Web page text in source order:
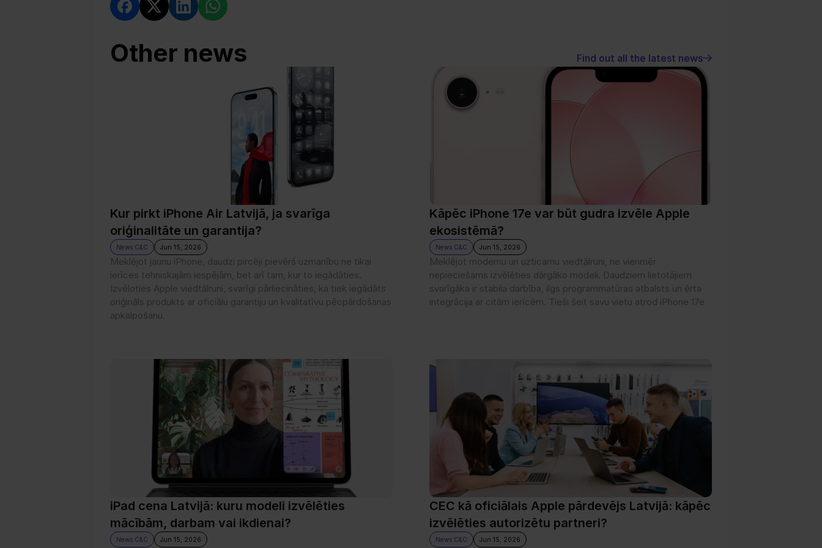
Other news Find out all the latest news
Kur pirkt iPhone Air Latvijā, ja svarīga
oriģinalitāte un garantija?
News C&C Jun 15, 2026
Meklējot jaunu iPhone, daudzi pircēji pievērš uzmanību ne tikai
ierīces tehniskajām iespējām, bet arī tam, kur to iegādāties.
Izvēloties Apple viedtālruni, svarīgi pārliecināties, ka tiek iegādāts
oriģināls produkts ar oficiālu garantiju un kvalitatīvu pēcpārdošanas
apkalpošanu.
Kāpēc iPhone 17e var būt gudra izvēle Apple
ekosistēmā?
News C&C Jun 15, 2026
Meklējot modernu un uzticamu viedtālruni, ne vienmēr
nepieciešams izvēlēties dārgāko modeli. Daudziem lietotājiem
svarīgāka ir stabila darbība, ilgs programmatūras atbalsts un ērta
integrācija ar citām ierīcēm. Tieši šeit savu vietu atrod iPhone 17e
iPad cena Latvijā: kuru modeli izvēlēties
mācībām, darbam vai ikdienai?
News C&C Jun 15, 2026
CEC kā oficiālais Apple pārdevējs Latvijā: kāpēc
izvēlēties autorizētu partneri?
News C&C Jun 15, 2026